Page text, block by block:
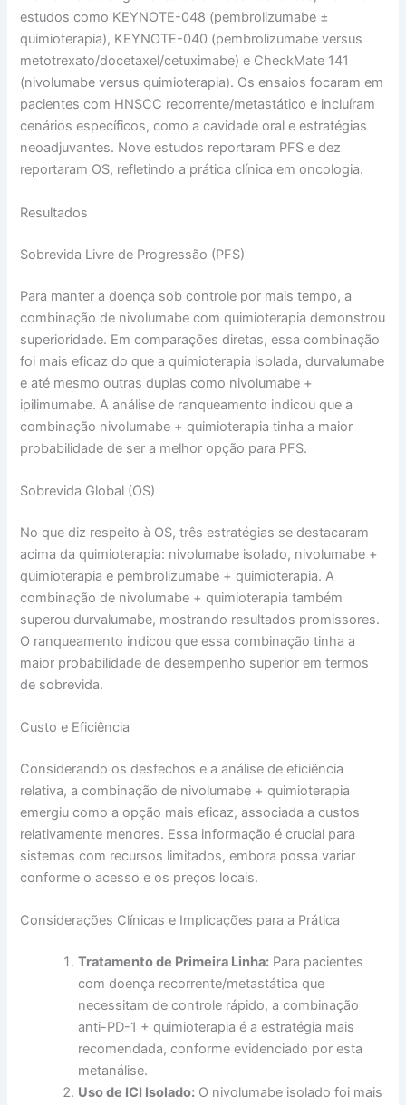
estudos como KEYNOTE-048 (pembrolizumabe ±
quimioterapia), KEYNOTE-040 (pembrolizumabe versus
metotrexato/docetaxel/cetuximabe) e CheckMate 141
(nivolumabe versus quimioterapia). Os ensaios focaram em
pacientes com HNSCC recorrente/metastático e incluíram
cenários específicos, como a cavidade oral e estratégias
neoadjuvantes. Nove estudos reportaram PFS e dez
reportaram OS, refletindo a prática clínica em oncologia.
Resultados
Sobrevida Livre de Progressão (PFS)
Para manter a doença sob controle por mais tempo, a
combinação de nivolumabe com quimioterapia demonstrou
superioridade. Em comparações diretas, essa combinação
foi mais eficaz do que a quimioterapia isolada, durvalumabe
e até mesmo outras duplas como nivolumabe +
ipilimumabe. A análise de ranqueamento indicou que a
combinação nivolumabe + quimioterapia tinha a maior
probabilidade de ser a melhor opção para PFS.
Sobrevida Global (OS)
No que diz respeito à OS, três estratégias se destacaram
acima da quimioterapia: nivolumabe isolado, nivolumabe +
quimioterapia e pembrolizumabe + quimioterapia. A
combinação de nivolumabe + quimioterapia também
superou durvalumabe, mostrando resultados promissores.
O ranqueamento indicou que essa combinação tinha a
maior probabilidade de desempenho superior em termos
de sobrevida.
Custo e Eficiência
Considerando os desfechos e a análise de eficiência
relativa, a combinação de nivolumabe + quimioterapia
emergiu como a opção mais eficaz, associada a custos
relativamente menores. Essa informação é crucial para
sistemas com recursos limitados, embora possa variar
conforme o acesso e os preços locais.
Considerações Clínicas e Implicações para a Prática
Tratamento de Primeira Linha: Para pacientes
com doença recorrente/metastática que
necessitam de controle rápido, a combinação
anti-PD-1 + quimioterapia é a estratégia mais
recomendada, conforme evidenciado por esta
metanálise.
Uso de ICI Isolado: O nivolumabe isolado foi mais